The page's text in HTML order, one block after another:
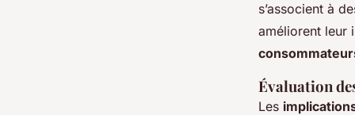
s’associent à
améliorent leur
Évaluation
Les